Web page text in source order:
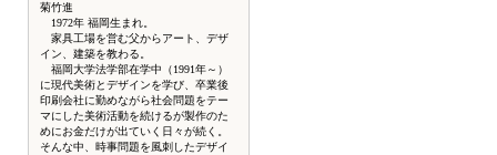
菊竹進
1972年 福岡生まれ。
家具工場を営む父からアート、デザ
イン、建築を教わる。
福岡大学法学部在学中（1991年～）
に現代美術とデザインを学び、卒業後
印刷会社に勤めながら社会問題をテー
マにした美術活動を続けるが製作のた
めにお金だけが出ていく日々が続く。
そんな中、時事問題を風刺したデザイ